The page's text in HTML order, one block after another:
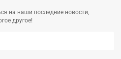
на наши последние новости,
другое!